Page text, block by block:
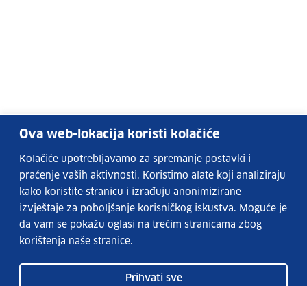
Ova web-lokacija koristi kolačiće
Kolačiće upotrebljavamo za spremanje postavki i
praćenje vaših aktivnosti. Koristimo alate koji analiziraju
kako koristite stranicu i izrađuju anonimizirane
izvještaje za poboljšanje korisničkog iskustva. Moguće je
da vam se pokažu oglasi na trećim stranicama zbog
korištenja naše stranice.
Prihvati sve